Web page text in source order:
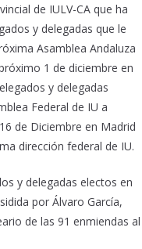
de IULV-CA que ha
y delegadas que le
Asamblea Andaluza
1 de diciembre en
y delegadas
Federal de IU a
de Diciembre en Madrid
dirección federal de IU.
y delegadas electos en
por Álvaro García,
de las 91 enmiendas al